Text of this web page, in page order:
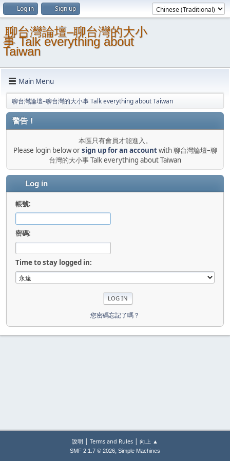
Log in Sign up
聊台灣論壇–聊台灣的大小
事 Talk everything about
Taiwan
Main Menu
聊台灣論壇–聊台灣的大小事 Talk everything about Taiwan
警告！
本區只有會員才能進入。
Please login below orsign up for an accountwith 聊台灣論壇–聊
台灣的大小事 Talk everything about Taiwan
Log in
帳號:
密碼:
Time to stay logged in:
您密碼忘記了嗎？
說明 | Terms and Rules | 向上 ▲
SMF 2.1.7 © 2026, Simple Machines